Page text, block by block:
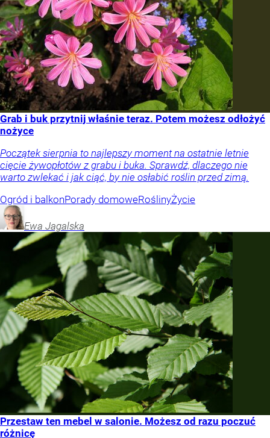
Grab i buk przytnij właśnie teraz. Potem możesz odłożyć
nożyce
Początek sierpnia to najlepszy moment na ostatnie letnie
cięcie żywopłotów z grabu i buka. Sprawdź, dlaczego nie
warto zwlekać i jak ciąć, by nie osłabić roślin przed zimą.
Ogród i balkonPorady domoweRoślinyŻycie
Ewa Jagalska
Przestaw ten mebel w salonie. Możesz od razu poczuć
różnicę